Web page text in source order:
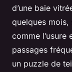
d’une baie
quelques
comme l’usure
passages
un puzzle de